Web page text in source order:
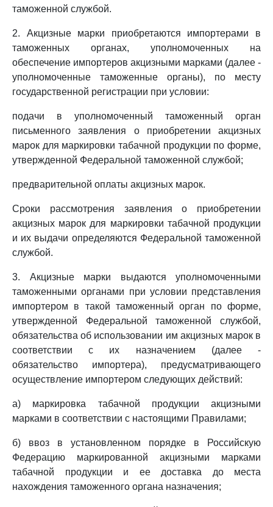
таможенной службой.
2. Акцизные марки приобретаются импортерами в
таможенных органах, уполномоченных на
обеспечение импортеров акцизными марками (далее -
уполномоченные таможенные органы), по месту
государственной регистрации при условии:
подачи в уполномоченный таможенный орган
письменного заявления о приобретении акцизных
марок для маркировки табачной продукции по форме,
утвержденной Федеральной таможенной службой;
предварительной оплаты акцизных марок.
Сроки рассмотрения заявления о приобретении
акцизных марок для маркировки табачной продукции
и их выдачи определяются Федеральной таможенной
службой.
3. Акцизные марки выдаются уполномоченными
таможенными органами при условии представления
импортером в такой таможенный орган по форме,
утвержденной Федеральной таможенной службой,
обязательства об использовании им акцизных марок в
соответствии с их назначением (далее -
обязательство импортера), предусматривающего
осуществление импортером следующих действий:
а) маркировка табачной продукции акцизными
марками в соответствии с настоящими Правилами;
б) ввоз в установленном порядке в Российскую
Федерацию маркированной акцизными марками
табачной продукции и ее доставка до места
нахождения таможенного органа назначения;